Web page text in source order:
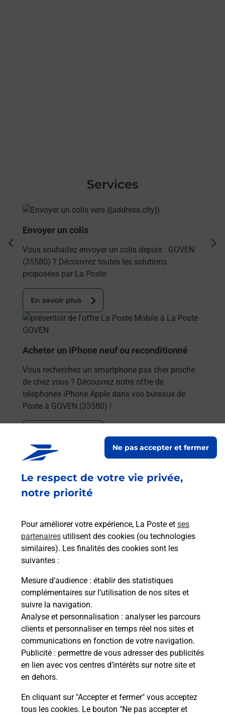
Le respect de votre vie privée,
notre priorité
Pour améliorer votre expérience, La Poste et ses
partenaires utilisent des cookies (ou technologies
similaires). Les finalités des cookies sont les
suivantes :
Mesure d’audience : établir des statistiques
complémentaires sur l’utilisation de nos sites et
suivre la navigation.
Analyse et personnalisation : analyser les parcours
clients et personnaliser en temps réel nos sites et
communications en fonction de votre navigation.
Publicité : permettre de vous adresser des publicités
en lien avec vos centres d’intérêts sur notre site et
en dehors.
En cliquant sur "Accepter et fermer" vous acceptez
tous les cookies. Le bouton "Ne pas accepter et
Ne pas accepter et fermer
Services
En savoir plus
Envoyer un colis
Vous souhaitez envoyer un colis depuis : GOVEN
(35580) ? Découvrez toutes les solutions
proposées par La Poste.
En savoir plus
En savoir plus
Acheter un iPhone neuf ou reconditionné
Vous recherchez un smartphone pas cher proche
de chez vous ? Découvrez notre offre de
téléphones iPhone Apple dans vos bureaux de
Poste à GOVEN (35580) !
En savoir plus
Vous recherchez un smartphone pas cher proche
de Poste à GOVEN (35580) !
En savoir plus
Souscrire à la téléassistance
Besoin d’un système de téléassistance à l’intérieur
et/ou à l’extérieur de votre domicile ? Découvrez
les offres téléalarme dans votre bureau de Poste à
GOVEN.